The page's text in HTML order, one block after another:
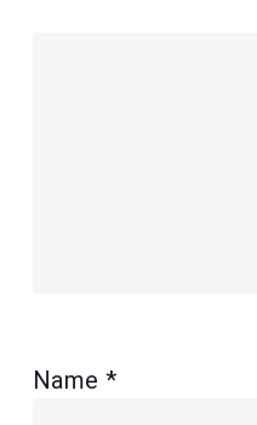
Name*